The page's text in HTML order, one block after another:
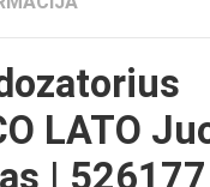
LATO
| 526177